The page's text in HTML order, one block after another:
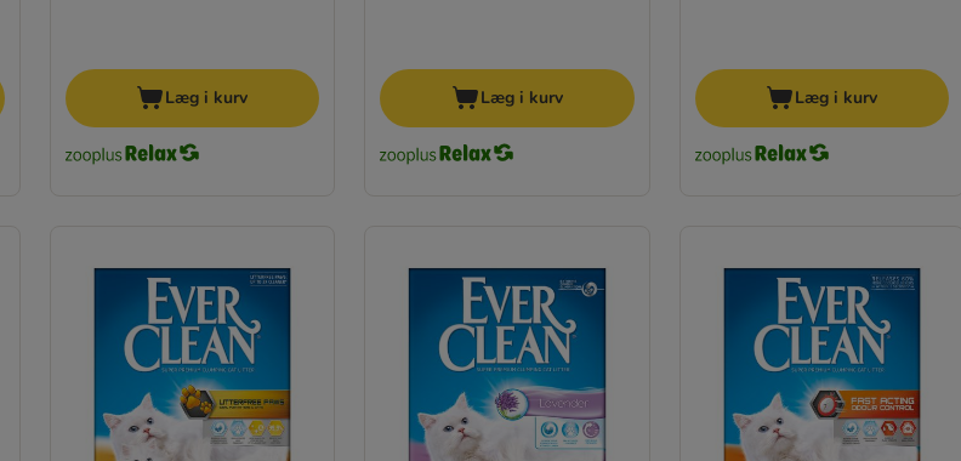
Læg i kurv Læg i kurv Læg i kurv